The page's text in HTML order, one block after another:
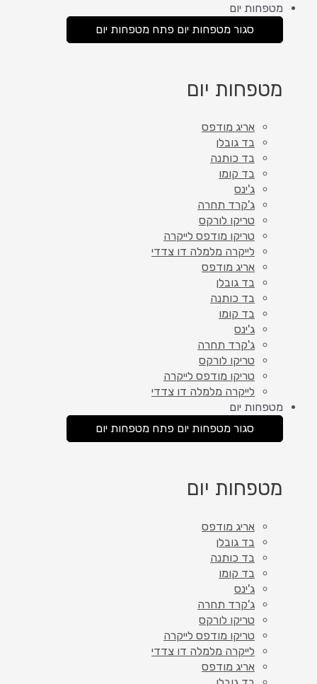
מטפחות יום
סגור מטפחות יום פתח מטפחות יום
מטפחות יום
אריג מודפס
בד גובלן
בד כותנה
בד קומו
ג'ינס
ג'קרד תחרה
טריקו לורקס
טריקו מודפס לייקרה
לייקרה מלמלה דו צדדי
אריג מודפס
בד גובלן
בד כותנה
בד קומו
ג'ינס
ג'קרד תחרה
טריקו לורקס
טריקו מודפס לייקרה
לייקרה מלמלה דו צדדי
מטפחות יום
סגור מטפחות יום פתח מטפחות יום
מטפחות יום
אריג מודפס
בד גובלן
בד כותנה
בד קומו
ג'ינס
ג'קרד תחרה
טריקו לורקס
טריקו מודפס לייקרה
לייקרה מלמלה דו צדדי
אריג מודפס